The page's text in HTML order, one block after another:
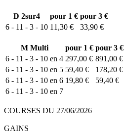
D 2sur4 pour 1 € pour 3 €
6 - 11 - 3 - 10 11,30 € 33,90 €
MMulti pour 1 € pour 3 €
6 - 11 - 3 - 10 en 4 297,00 € 891,00 €
6 - 11 - 3 - 10 en 5 59,40 €
178,20 €
6 - 11 - 3 - 10 en 6 19,80 €
59,40 €
6 - 11 - 3 - 10 en 7
COURSES DU 27/06/2026
GAINS